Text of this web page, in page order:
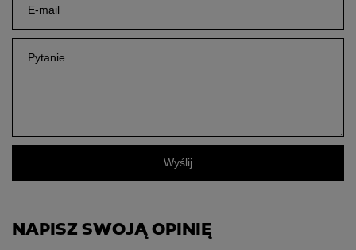
E-mail
Pytanie
Wyślij
NAPISZ SWOJĄ OPINIĘ